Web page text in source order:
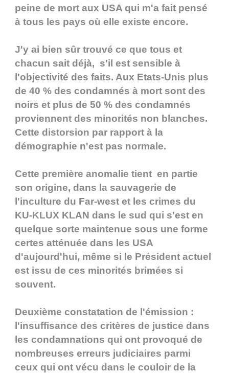
peine de mort aux USA qui m'a fait pensé
à tous les pays où elle existe encore.
J'y ai bien sûr trouvé ce que tous et
chacun sait déjà, s'il est sensible à
l'objectivité des faits. Aux Etats-Unis plus
de 40 % des condamnés à mort sont des
noirs et plus de 50 % des condamnés
proviennent des minorités non blanches.
Cette distorsion par rapport à la
démographie n'est pas normale.
Cette première anomalie tient en partie
son origine, dans la sauvagerie de
l'inculture du Far-west et les crimes du
KU-KLUX KLAN dans le sud qui s'est en
quelque sorte maintenue sous une forme
certes atténuée dans les USA
d'aujourd'hui, même si le Président actuel
est issu de ces minorités brimées si
souvent.
Deuxième constatation de l'émission :
l'insuffisance des critères de justice dans
les condamnations qui ont provoqué de
nombreuses erreurs judiciaires parmi
ceux qui ont vécu dans le couloir de la